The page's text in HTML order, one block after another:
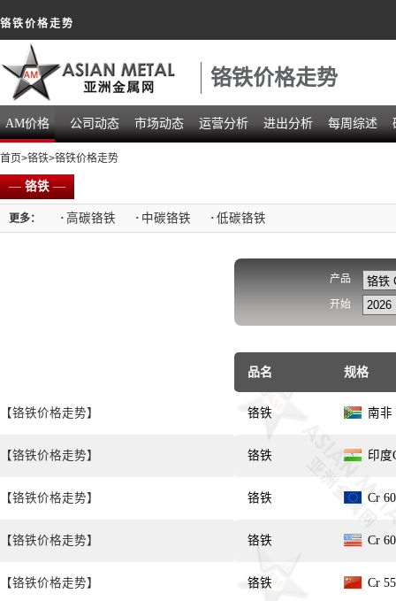
铬铁价格走势
铬铁价格走势
AM价格 公司动态 市场动态 运营分析 进出分析 每周综述
首页>铬铁>铬铁价格走势
—铬铁—
更多： · 高碳铬铁 · 中碳铬铁 · 低碳铬铁
【铬铁价格走势】
【铬铁价格走势】
【铬铁价格走势】
【铬铁价格走势】
【铬铁价格走势】
产品
开始
品名 规格
铬铁 南非
铬铁 印度
铬铁 Cr
铬铁 Cr
铬铁 Cr